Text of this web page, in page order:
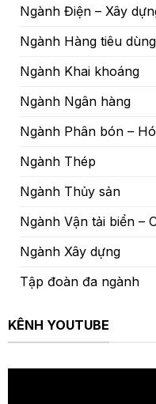
Ngành Điện – Xây
Ngành Hàng tiêu
Ngành Khai khoáng
Ngành Ngân hàng
Ngành Phân bón –
Ngành Thép
Ngành Thủy sản
Ngành Vận tải biển –
Ngành Xây dựng
Tập đoàn đa ngành
KÊNH YOUTUBE